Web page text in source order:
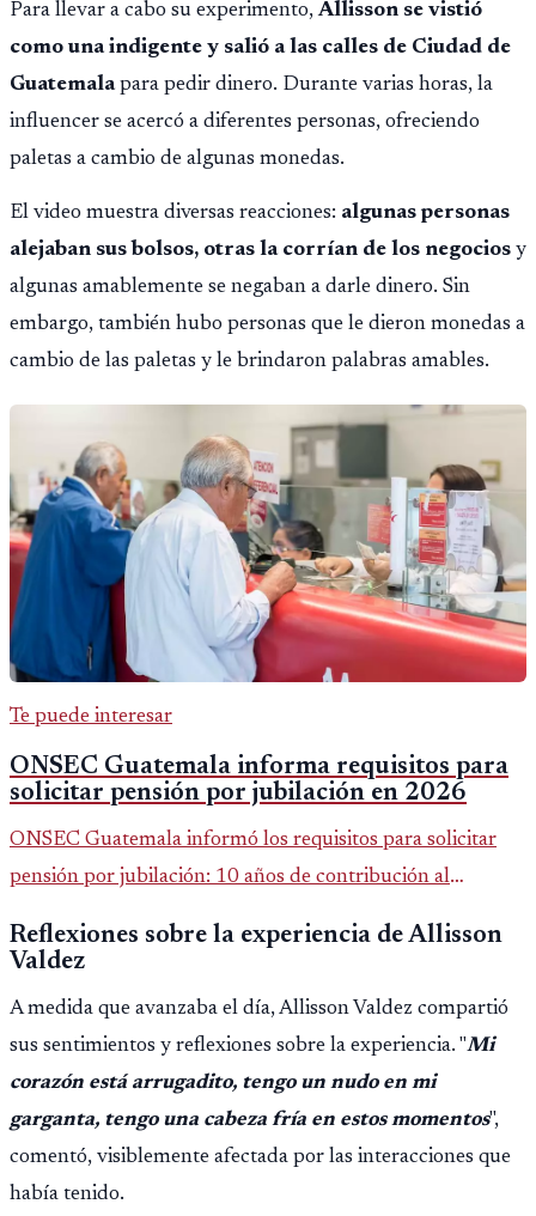
Para llevar a cabo su experimento,Allisson se vistió
como una indigente y salió a las calles de Ciudad de
Guatemalapara pedir dinero. Durante varias horas, la
influencer se acercó a diferentes personas, ofreciendo
paletas a cambio de algunas monedas.
El video muestra diversas reacciones: algunas personas
alejaban sus bolsos, otras la corrían de los negocios y
algunas amablemente se negaban a darle dinero. Sin
embargo, también hubo personas que le dieron monedas a
cambio de las paletas y le brindaron palabras amables.
Te puede interesar
ONSEC Guatemala informa requisitos para
solicitar pensión por jubilación en 2026
ONSEC Guatemala informó los requisitos para solicitar
pensión por jubilación: 10 años de contribución al
importar edad.
Reflexiones sobre la experiencia de Allisson
Valdez
A medida que avanzaba el día, Allisson Valdez compartió
sus sentimientos y reflexiones sobre la experiencia. "Mi
corazón está arrugadito, tengo un nudo en mi
garganta, tengo una cabeza fría en estos momentos",
comentó, visiblemente afectada por las interacciones que
había tenido.